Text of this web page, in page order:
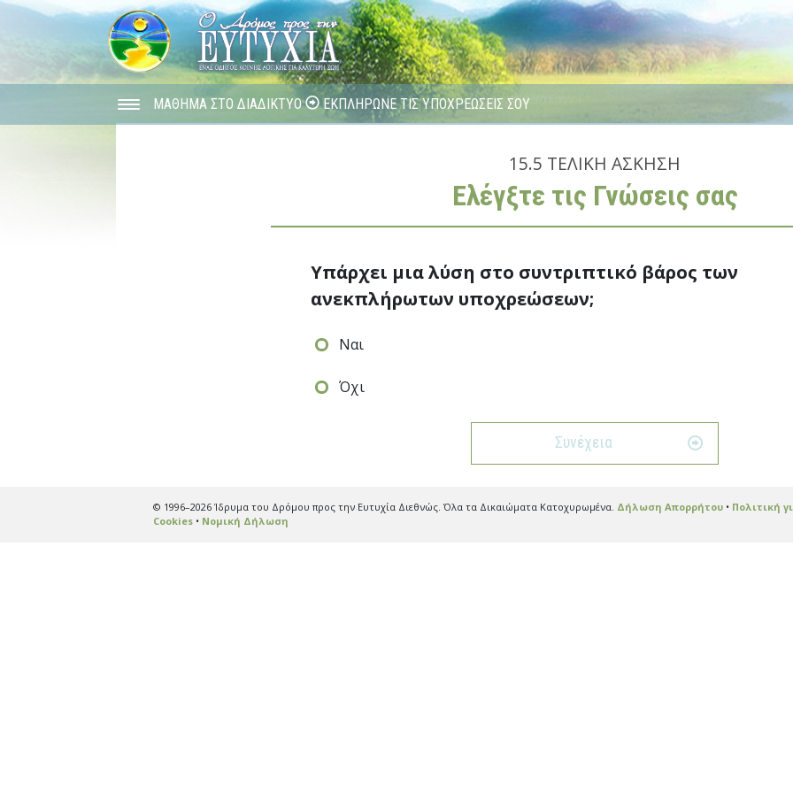
ΜΑΘΗΜΑ ΣΤΟ ΔΙΑΔΙΚΤΥΟ ΕΚΠΛΗΡΩΝΕ ΤΙΣ ΥΠΟΧΡΕΩΣΕΙΣ ΣΟΥ
15.5 ΤΕΛΙΚΗ ΑΣΚΗΣΗ
Ελέγξτε τις Γνώσεις σας
Υπάρχει μια λύση στο συντριπτικό βάρος των
ανεκπλήρωτων υποχρεώσεων;
Ναι
Όχι
Συνέχεια
© 1996–2026 Ίδρυμα του Δρόμου προς την Ευτυχία Διεθνώς. Όλα τα Δικαιώματα Κατοχυρωμένα. Δήλωση Απορρήτου• Πολιτική
Cookies• Νομική Δήλωση